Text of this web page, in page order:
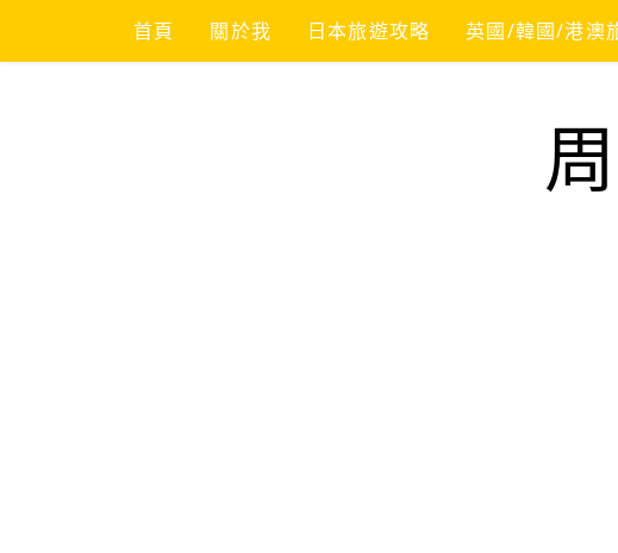
content
首頁 關於我 日本旅遊攻略 英國/韓國/港澳